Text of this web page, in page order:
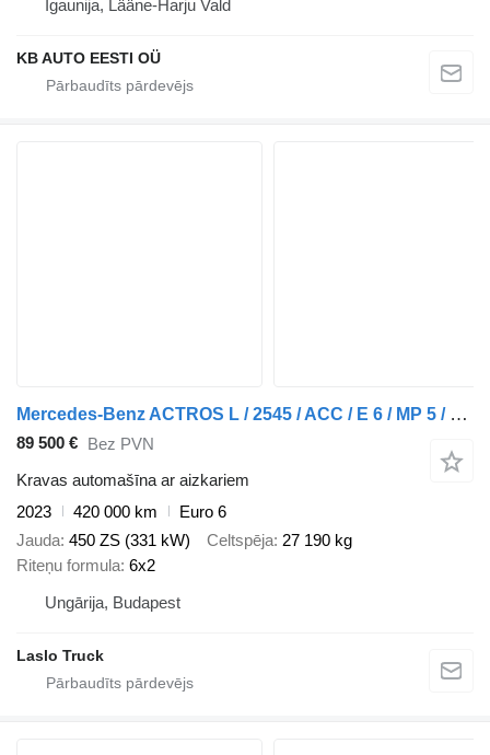
Igaunija, Lääne-Harju Vald
KB AUTO EESTI OÜ
Mercedes-Benz ACTROS L / 2545 / ACC / E 6 / MP 5 / MEGA / ZESTAW PRZESTRZENNY + aizkaru tipa piekabe
89 500 € Bez PVN
Kravas automašīna ar aizkariem
2023
420 000 km
Euro 6
Jauda 450 ZS (331 kW) Celtspēja 27 190 kg
Riteņu formula 6x2
Ungārija, Budapest
Laslo Truck